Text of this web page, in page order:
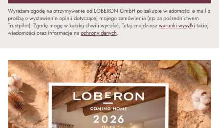
Wyrażam zgodę na otrzymywanie od LOBERON GmbH po zakupie wiadomości e mail z
prośbą o wystawienie opinii dotyczącej mojego zamówienia (np. za pośrednictwem
Trustpilot). Zgodę mogę w każdej chwili wycofać. Tutaj znajdzieszwarunki wysyłki takiej
wiadomości oraz informacje naochrony danych.